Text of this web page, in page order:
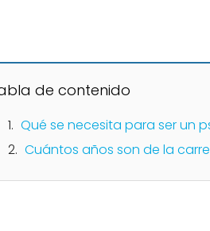
de contenido
Qué se necesita para ser un
Cuántos años son de la